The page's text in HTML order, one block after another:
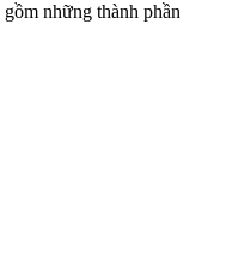
những thành phần